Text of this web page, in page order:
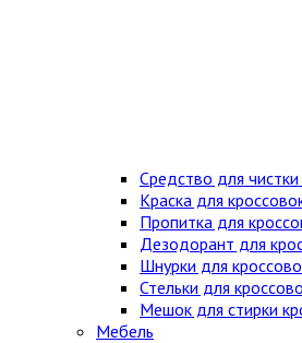
Средство для
Краска для
Пропитка для
Дезодорант для
Шнурки для
Стельки для
Мешок для стирки
Мебель